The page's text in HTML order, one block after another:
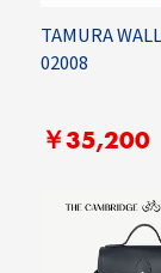
TAMURA
02008
￥35,200